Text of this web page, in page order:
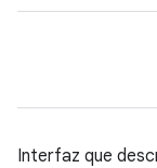
Interfaz que